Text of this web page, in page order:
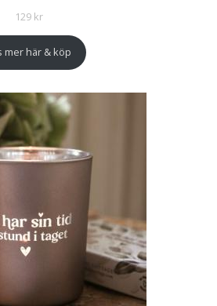
129 kr
mer här & köp